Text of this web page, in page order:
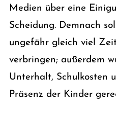
Medien über eine
Scheidung. Demnach
ungefähr gleich viel
verbringen; außerdem
Unterhalt, Schulkosten
Präsenz der Kinder